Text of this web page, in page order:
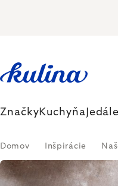
ZnačkyKuchyňa
Domov Inšpirácie